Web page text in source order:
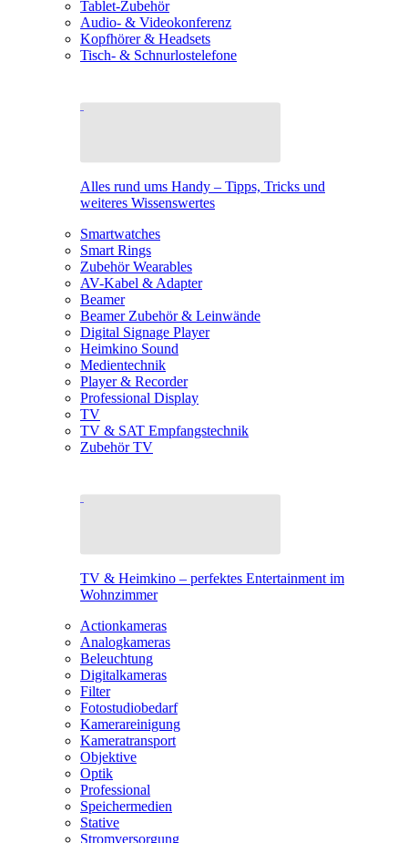
Tablet-Zubehör
Audio- & Videokonferenz
Kopfhörer & Headsets
Tisch- & Schnurlostelefone
Alles rund ums Handy – Tipps, Tricks und
weiteres Wissenswertes
Smartwatches
Smart Rings
Zubehör Wearables
AV-Kabel & Adapter
Beamer
Beamer Zubehör & Leinwände
Digital Signage Player
Heimkino Sound
Medientechnik
Player & Recorder
Professional Display
TV
TV & SAT Empfangstechnik
Zubehör TV
TV & Heimkino – perfektes Entertainment im
Wohnzimmer
Actionkameras
Analogkameras
Beleuchtung
Digitalkameras
Filter
Fotostudiobedarf
Kamerareinigung
Kameratransport
Objektive
Optik
Professional
Speichermedien
Stative
Stromversorgung